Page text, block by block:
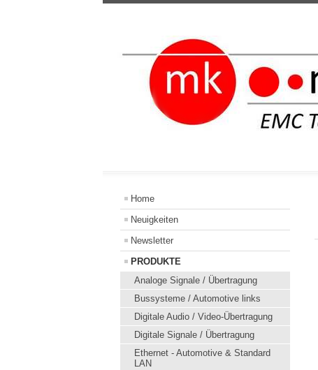
Home
Neuigkeiten
Newsletter
PRODUKTE
Analoge Signale / Übertragung
Bussysteme / Automotive links
Digitale Audio / Video-Übertragung
Digitale Signale / Übertragung
Ethernet - Automotive & Standard
LAN